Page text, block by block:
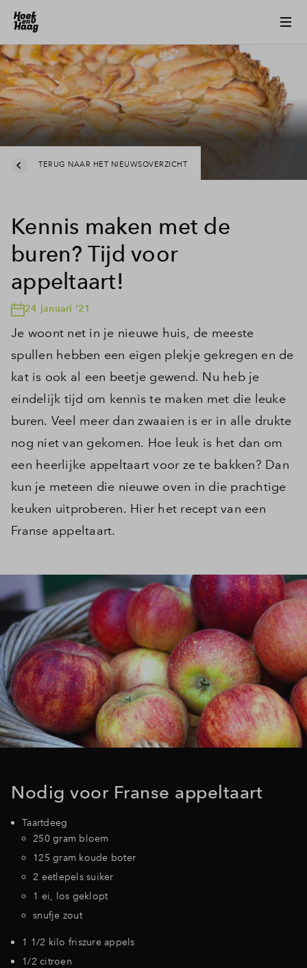
Inloggen
TERUG NAAR HET NIEUWSOVERZICHT
Kennis maken met de
buren? Tijd voor
appeltaart!
24 januari '21
Je woont net in je nieuwe huis, de meeste
spullen hebben een eigen plekje gekregen en de
kat is ook al een beetje gewend. Nu heb je
eindelijk tijd om kennis te maken met die leuke
buren. Veel meer dan zwaaien is er in alle drukte
nog niet van gekomen. Hoe leuk is het dan om
een heerlijke appeltaart voor ze te bakken? Dan
kun je meteen die nieuwe oven in die prachtige
keuken uitproberen. Hier het recept van een
Franse appeltaart.
Nodig voor Franse appeltaart
Taartdeeg
250 gram bloem
125 gram koude boter
2 eetlepels suiker
1 ei, los geklopt
snufje zout
1 1/2 kilo friszure appels
1/2 citroen